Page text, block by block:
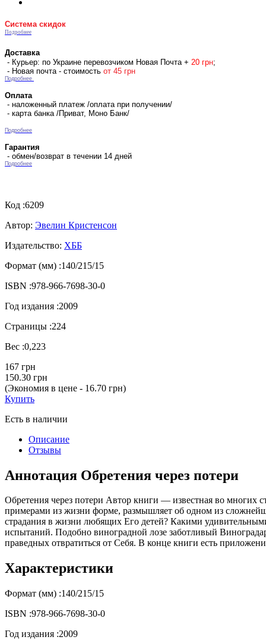
Система скидок
Подробнее
Доставка
- Курьер: по Украине перевозчиком Новая Почта + 20 грн;
- Новая почта - стоимость от 45 грн
Подробнее
Оплата
- наложенный платеж /оплата при получении/
- карта банка /Приват, Моно Банк/
Подробнее
Гарантия
- обмен/возврат в течении 14 дней
Подробнее
Код :6209
Автор: Эвелин Кристенсон
Издательство: ХББ
Формат (мм) :140/215/15
ISBN :978-966-7698-30-0
Год издания :2009
Страницы :224
Вес :0,223
167 грн
150.30 грн
(Экономия в цене - 16.70 грн)
Купить
Есть в наличии
Описание
Отзывы
Аннотация Обретения через потери
Обретения через потери Автор книги — известная во
примерами из жизни форме, размышляет об одном из
страдания в жизни любящих Его детей? Какими
испытаний. Подобно виноградной лозе заботливый
праведных отвратиться от Себя. В конце книги есть
Характеристики
Формат (мм) :140/215/15
ISBN :978-966-7698-30-0
Год издания :2009